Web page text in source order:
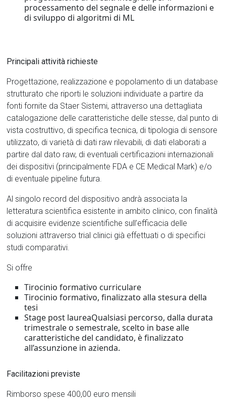
processamento del segnale e delle informazioni e
di sviluppo di algoritmi di ML
Principali attività richieste
Progettazione, realizzazione e popolamento di un database
strutturato che riporti le soluzioni individuate a partire da
fonti fornite da Staer Sistemi, attraverso una dettagliata
catalogazione delle caratteristiche delle stesse, dal punto di
vista costruttivo, di specifica tecnica, di tipologia di sensore
utilizzato, di varietà di dati raw rilevabili, di dati elaborati a
partire dal dato raw, di eventuali certificazioni internazionali
dei dispositivi (principalmente FDA e CE Medical Mark) e/o
di eventuale pipeline futura.
Al singolo record del dispositivo andrà associata la
letteratura scientifica esistente in ambito clinico, con finalità
di acquisire evidenze scientifiche sull’efficacia delle
soluzioni attraverso trial clinici già effettuati o di specifici
studi comparativi.
Si offre
Tirocinio formativo curriculare
Tirocinio formativo, finalizzato alla stesura della
tesi
Stage post laureaQualsiasi percorso, dalla durata
trimestrale o semestrale, scelto in base alle
caratteristiche del candidato, è finalizzato
all’assunzione in azienda.
Facilitazioni previste
Rimborso spese 400,00 euro mensili